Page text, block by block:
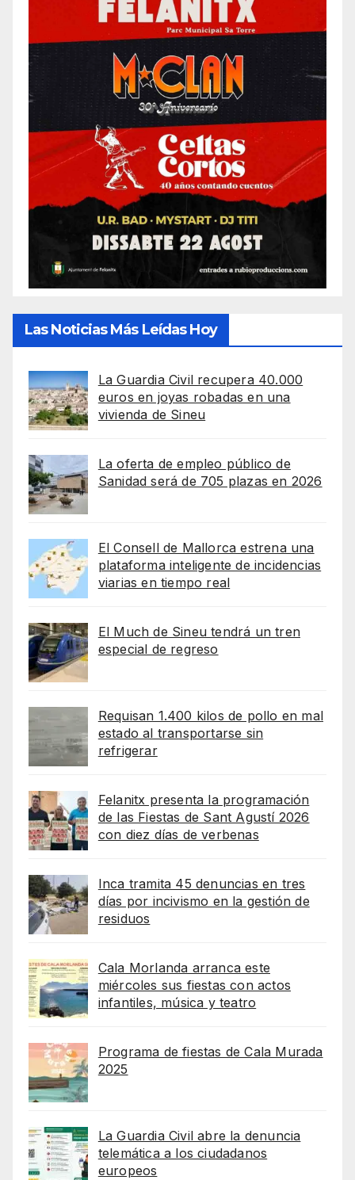
Las Noticias Más Leídas Hoy
La Guardia Civil recupera 40.000
euros en joyas robadas en una
vivienda de Sineu
La oferta de empleo público de
Sanidad será de 705 plazas en 2026
El Consell de Mallorca estrena una
plataforma inteligente de incidencias
viarias en tiempo real
El Much de Sineu tendrá un tren
especial de regreso
Requisan 1.400 kilos de pollo en mal
estado al transportarse sin
refrigerar
Felanitx presenta la programación
de las Fiestas de Sant Agustí 2026
con diez días de verbenas
Inca tramita 45 denuncias en tres
días por incivismo en la gestión de
residuos
Cala Morlanda arranca este
miércoles sus fiestas con actos
infantiles, música y teatro
Programa de fiestas de Cala Murada
2025
La Guardia Civil abre la denuncia
telemática a los ciudadanos
europeos